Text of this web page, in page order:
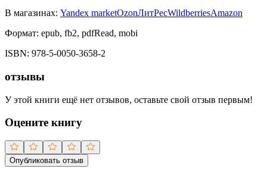
В магазинах: Yandex marketOzonЛитРесWildberriesAmazon
Формат: epub, fb2, pdfRead, mobi
ISBN: 978-5-0050-3658-2
отзывы
У этой книги ещё нет отзывов, оставьте свой отзыв первым!
Оцените книгу
Опубликовать отзыв